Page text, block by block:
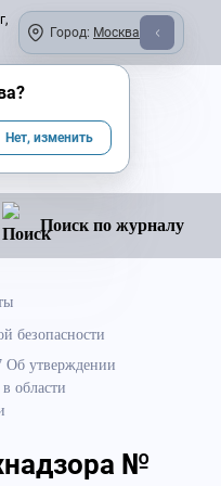
Город: Москва
Поиск по журналу
безопасности
Об утверждении
области
№
?
Нет, изменить